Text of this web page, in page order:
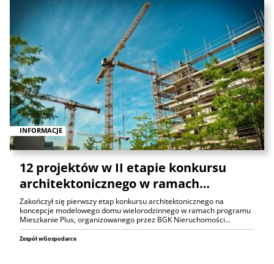
INFORMACJE
12 projektów w II etapie konkursu
architektonicznego w ramach…
Zakończył się pierwszy etap konkursu architektonicznego na
koncepcje modelowego domu wielorodzinnego w ramach programu
Mieszkanie Plus, organizowanego przez BGK Nieruchomości…
Zespół wGospodarce